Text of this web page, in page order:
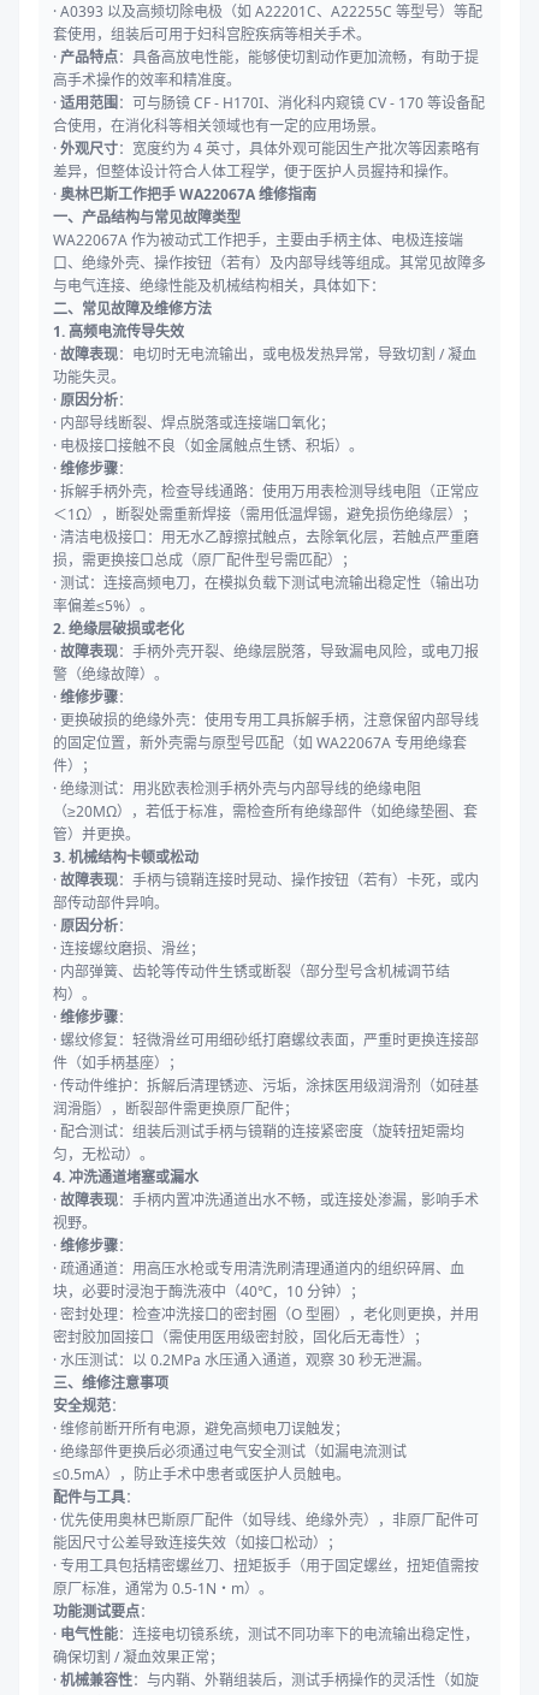
· A0393 以及高频切除电极（如 A22201C、A22255C 等型号）等配
套使用，组装后可用于妇科宫腔疾病等相关手术。
·产品特点：具备高放电性能，能够使切割动作更加流畅，有助于提
高手术操作的效率和精准度。
·适用范围 ：可与肠镜 CF - H170I、消化科内窥镜 CV - 170 等设备配
合使用，在消化科等相关领域也有一定的应用场景。
·外观尺寸：宽度约为 4 英寸，具体外观可能因生产批次等因素略有
差异，但整体设计符合人体工程学，便于医护人员握持和操作。
·奥林巴斯工作把手 WA22067A 维修指南
一、产品结构与常见故障类型
WA22067A 作为被动式工作把手，主要由手柄主体、电极连接端
口、绝缘外壳、操作按钮（若有）及内部导线等组成。其常见故障多
与电气连接、绝缘性能及机械结构相关，具体如下：
二、常见故障及维修方法
1. 高频电流传导失效
·故障表现：电切时无电流输出，或电极发热异常，导致切割 / 凝血
功能失灵。
·原因分析：
· 内部导线断裂、焊点脱落或连接端口氧化；
· 电极接口接触不良（如金属触点生锈、积垢）。
·维修步骤：
· 拆解手柄外壳，检查导线通路：使用万用表检测导线电阻（正常应
＜1Ω），断裂处需重新焊接（需用低温焊锡，避免损伤绝缘层）；
· 清洁电极接口：用无水乙醇擦拭触点，去除氧化层，若触点严重磨
损，需更换接口总成（原厂配件型号需匹配）；
· 测试：连接高频电刀，在模拟负载下测试电流输出稳定性（输出功
率偏差≤5%）。
2. 绝缘层破损或老化
·故障表现：手柄外壳开裂、绝缘层脱落，导致漏电风险，或电刀报
警（绝缘故障）。
·维修步骤：
· 更换破损的绝缘外壳：使用专用工具拆解手柄，注意保留内部导线
的固定位置，新外壳需与原型号匹配（如 WA22067A 专用绝缘套
件）；
· 绝缘测试：用兆欧表检测手柄外壳与内部导线的绝缘电阻
（≥20MΩ），若低于标准，需检查所有绝缘部件（如绝缘垫圈、套
管）并更换。
3. 机械结构卡顿或松动
·故障表现：手柄与镜鞘连接时晃动、操作按钮（若有）卡死，或内
部传动部件异响。
·原因分析：
· 连接螺纹磨损、滑丝；
· 内部弹簧、齿轮等传动件生锈或断裂（部分型号含机械调节结
构）。
·维修步骤：
· 螺纹修复：轻微滑丝可用细砂纸打磨螺纹表面，严重时更换连接部
件（如手柄基座）；
· 传动件维护：拆解后清理锈迹、污垢，涂抹医用级润滑剂（如硅基
润滑脂），断裂部件需更换原厂配件；
· 配合测试：组装后测试手柄与镜鞘的连接紧密度（旋转扭矩需均
匀，无松动）。
4. 冲洗通道堵塞或漏水
·故障表现：手柄内置冲洗通道出水不畅，或连接处渗漏，影响手术
视野。
·维修步骤：
· 疏通通道：用高压水枪或专用清洗刷清理通道内的组织碎屑、血
块，必要时浸泡于酶洗液中（40℃，10 分钟）；
· 密封处理：检查冲洗接口的密封圈（O 型圈），老化则更换，并用
密封胶加固接口（需使用医用级密封胶，固化后无毒性）；
· 水压测试：以 0.2MPa 水压通入通道，观察 30 秒无泄漏。
三、维修注意事项
安全规范：
· 维修前断开所有电源，避免高频电刀误触发；
· 绝缘部件更换后必须通过电气安全测试（如漏电流测试
≤0.5mA），防止手术中患者或医护人员触电。
配件与工具：
· 优先使用奥林巴斯原厂配件（如导线、绝缘外壳），非原厂配件可
能因尺寸公差导致连接失效（如接口松动）；
· 专用工具包括精密螺丝刀、扭矩扳手（用于固定螺丝，扭矩值需按
原厂标准，通常为 0.5-1N・m）。
功能测试要点：
· 电气性能：连接电切镜系统，测试不同功率下的电流输出稳定性，
确保切割 / 凝血效果正常；
·机械兼容性：与内鞘、外鞘组装后，测试手柄操作的灵活性（如旋